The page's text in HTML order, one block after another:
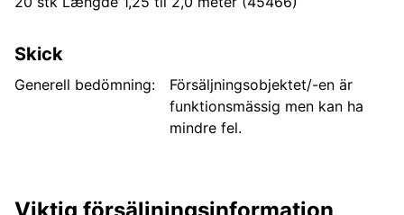
Skick
Generell bedömning:
Försäljningsobjektet/-en är
funktionsmässig men kan ha
mindre fel.